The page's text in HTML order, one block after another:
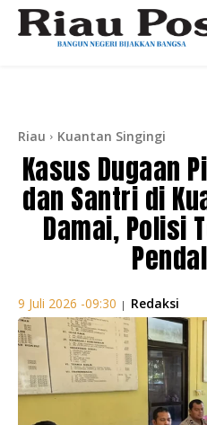
Riau Kuantan Singingi
Kasus Dugaan
dan Santri di
Damai, Polisi
9 Juli 2026 -09:30 | Redaksi